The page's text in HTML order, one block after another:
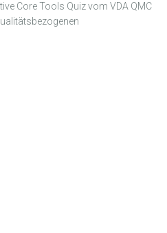
Core Tools Quiz vom VDA QMC